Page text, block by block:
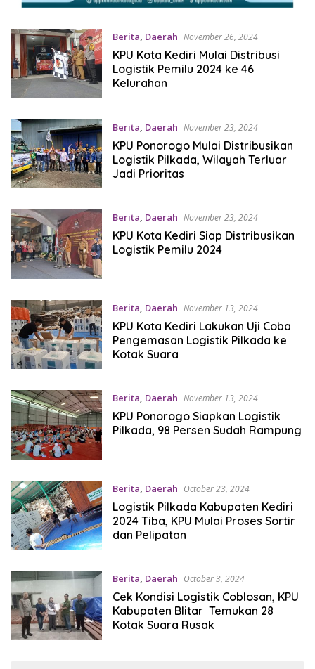
Berita, Daerah November 26, 2024
KPU Kota Kediri Mulai Distribusi
Logistik Pemilu 2024 ke 46
Kelurahan
Berita, Daerah November 23, 2024
KPU Ponorogo Mulai Distribusikan
Logistik Pilkada, Wilayah Terluar
Jadi Prioritas
Berita, Daerah November 23, 2024
KPU Kota Kediri Siap Distribusikan
Logistik Pemilu 2024
Berita, Daerah November 13, 2024
KPU Kota Kediri Lakukan Uji Coba
Pengemasan Logistik Pilkada ke
Kotak Suara
Berita, Daerah November 13, 2024
KPU Ponorogo Siapkan Logistik
Pilkada, 98 Persen Sudah Rampung
Berita, Daerah October 23, 2024
Logistik Pilkada Kabupaten Kediri
2024 Tiba, KPU Mulai Proses Sortir
dan Pelipatan
Berita, Daerah October 3, 2024
Cek Kondisi Logistik Coblosan, KPU
Kabupaten Blitar Temukan 28
Kotak Suara Rusak